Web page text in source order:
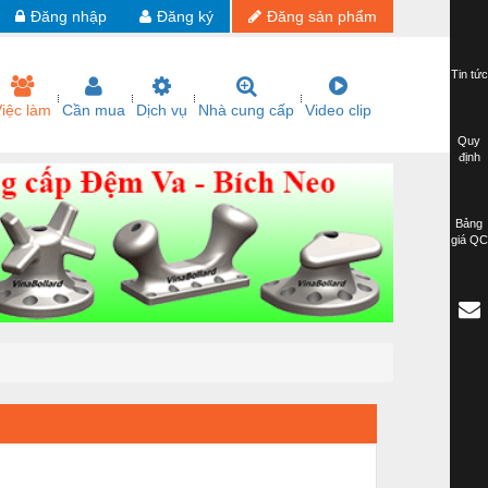
Đăng sản phẩm
Đăng ký
Đăng nhập
làm Cần mua Dịch vụ Nhà cung cấp Video clip
Tin tức
Quy
định
Bảng
giá QC